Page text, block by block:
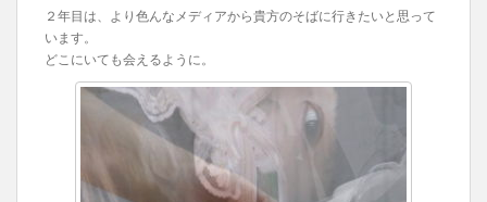
２年目は、より色んなメディアから貴方のそばに行きたいと思って
います。
どこにいても会えるように。